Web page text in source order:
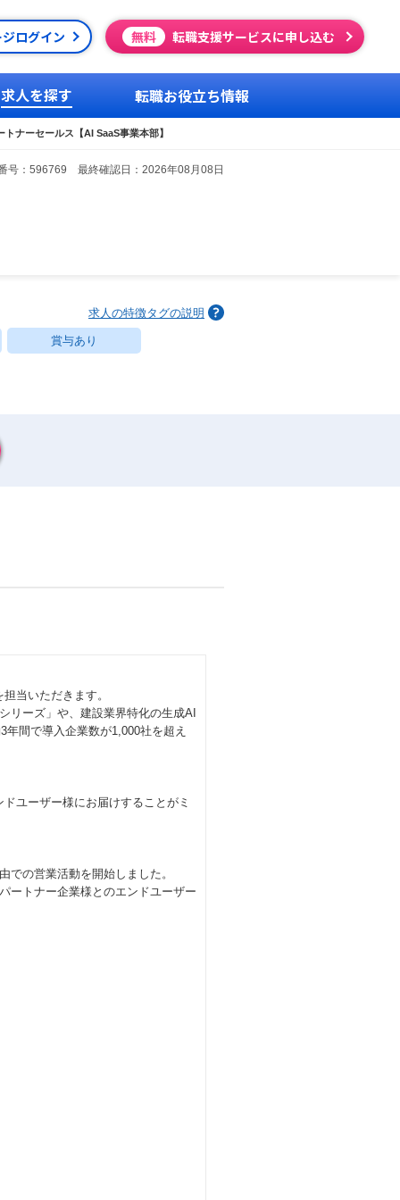
ログイン 無料 転職支援サービスに申し込む
求人を探す 転職お役立ち情報
トナーセールス【AI SaaS事業本部】
号：596769 最終確認日：2026年08月08日
求人の特徴タグの説明
賞与あり
当いただきます。
リーズ」や、建設業界特化の生成AI
間で導入企業数が1,000社を超え
ユーザー様にお届けすることがミ
での営業活動を開始しました。
ートナー企業様とのエンドユーザー